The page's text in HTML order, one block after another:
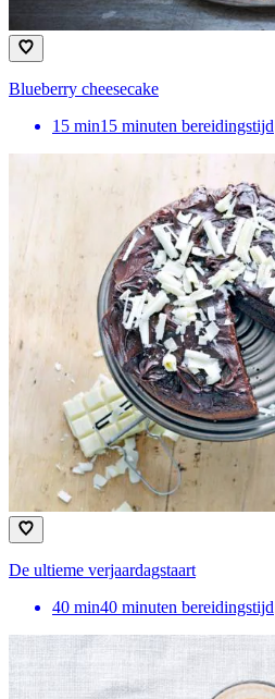
Blueberry cheesecake
15 min15 minuten bereidingstijd
De ultieme verjaardagstaart
40 min40 minuten bereidingstijd